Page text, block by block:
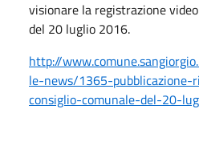
visionare la registrazione
del 20 luglio 2016.
http://
le-news/1365-pubblicazione-
consiglio-comunale-del-20-